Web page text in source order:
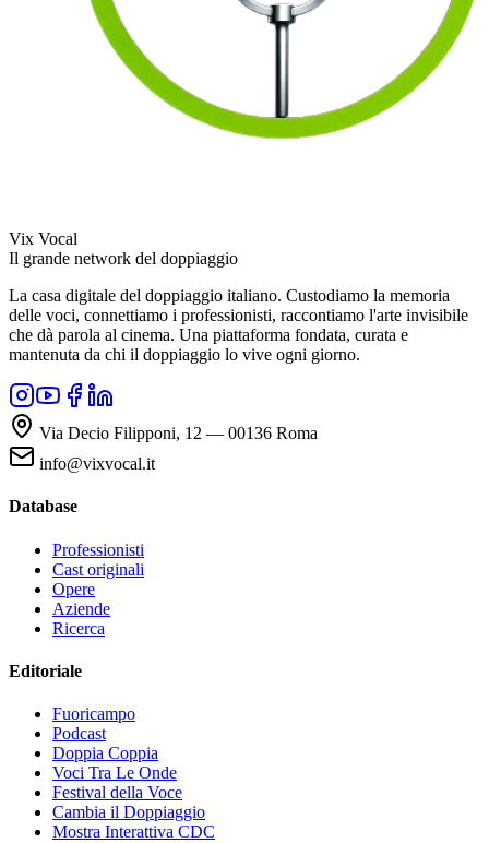
Vix Vocal
Il grande network del doppiaggio
La casa digitale del doppiaggio italiano. Custodiamo la memoria
delle voci, connettiamo i professionisti, raccontiamo l'arte invisibile
che dà parola al cinema. Una piattaforma fondata, curata e
mantenuta da chi il doppiaggio lo vive ogni giorno.
Via Decio Filipponi, 12 — 00136 Roma
info@vixvocal.it
Database
Professionisti
Cast originali
Opere
Aziende
Ricerca
Editoriale
Fuoricampo
Podcast
Doppia Coppia
Voci Tra Le Onde
Festival della Voce
Cambia il Doppiaggio
Mostra Interattiva CDC